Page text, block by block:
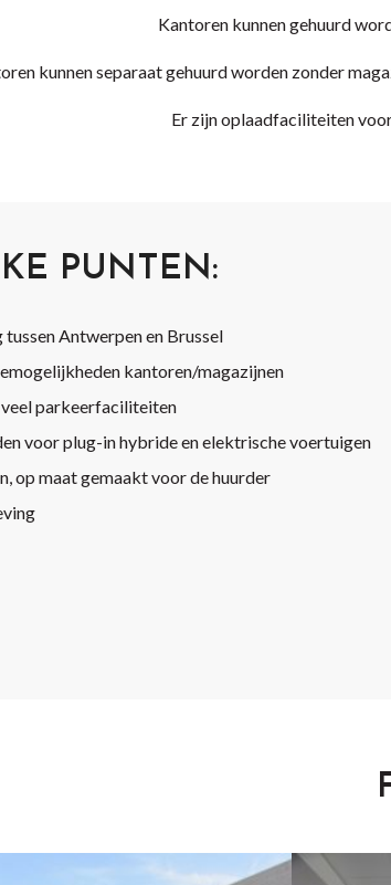
Kantoren kunnen gehuurd
kunnen separaat gehuurd worden zonder
Er zijn oplaadfaciliteiten
PUNTEN:
Antwerpen en Brussel
kantoren/magazijnen
parkeerfaciliteiten
voor plug-in hybride en elektrische voertuigen
op maat gemaakt voor de huurder